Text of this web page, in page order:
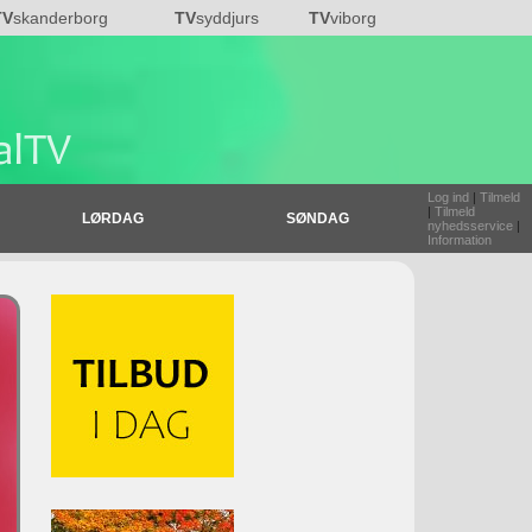
skanderborg TVsyddjurs TVviborg
LØRDAG SØNDAG
Log ind | Tilmeld
| Tilmeld
nyhedsservice |
Information